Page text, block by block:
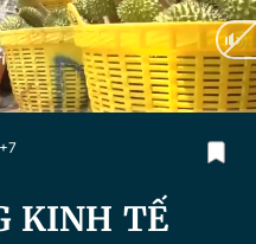
24h
KINH TẾ